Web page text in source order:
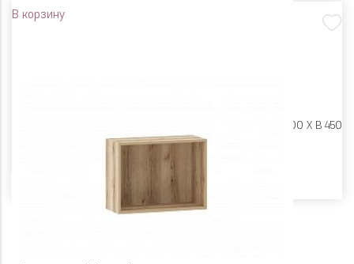
В корзину
Ш 450 X Г 400 X В 450